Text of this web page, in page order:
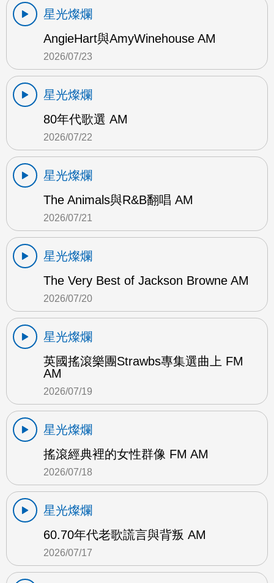
星光燦爛
AngieHart與AmyWinehouse AM
2026/07/23
星光燦爛
80年代歌選 AM
2026/07/22
星光燦爛
The Animals與R&B翻唱 AM
2026/07/21
星光燦爛
The Very Best of Jackson Browne AM
2026/07/20
星光燦爛
英國搖滾樂團Strawbs專集選曲上 FM
AM
2026/07/19
星光燦爛
搖滾經典裡的女性群像 FM AM
2026/07/18
星光燦爛
60.70年代老歌謊言與背叛 AM
2026/07/17